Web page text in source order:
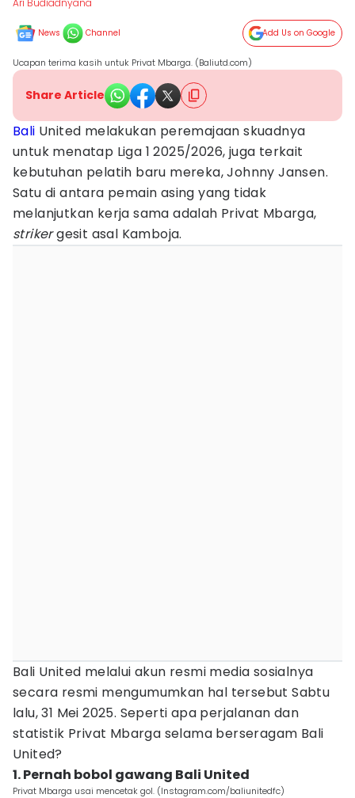
Ari Budiadnyana
News Channel Add Us on Google
Ucapan terima kasih untuk Privat Mbarga. (Baliutd.com)
Share Article
Bali United melakukan peremajaan skuadnya
untuk menatap Liga 1 2025/2026, juga terkait
kebutuhan pelatih baru mereka, Johnny Jansen.
Satu di antara pemain asing yang tidak
melanjutkan kerja sama adalah Privat Mbarga,
strikergesit asal Kamboja.
Bali United melalui akun resmi media sosialnya
secara resmi mengumumkan hal tersebut Sabtu
lalu, 31 Mei 2025. Seperti apa perjalanan dan
statistik Privat Mbarga selama berseragam Bali
United?
1. Pernah bobol gawang Bali United
Privat Mbarga usai mencetak gol. (Instagram.com/baliunitedfc)